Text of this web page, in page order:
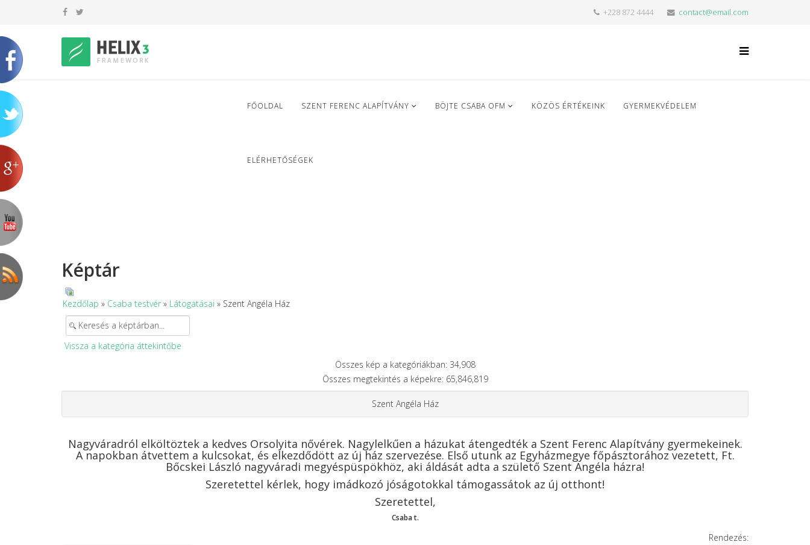
+228 872 4444 contact@email.com
FŐOLDAL SZENT FERENC ALAPÍTVÁNY BÖJTE CSABA OFM KÖZÖS ÉRTÉKEINK GYERMEKVÉDELEM
ELÉRHETŐSÉGEK
Képtár
Kezdőlap » Csaba testvér » Látogatásai » Szent Angéla Ház
Vissza a kategória áttekintőbe
Összes kép a kategóriákban: 34,908
Összes megtekintés a képekre: 65,846,819
Szent Angéla Ház
Nagyváradról elköltöztek a kedves Orsolyita nővérek. Nagylelkűen a házukat átengedték a Szent Ferenc Alapítvány gyermekeinek.
A napokban átvettem a kulcsokat, és elkezdődött az új ház szervezése. Első utunk az Egyházmegye főpásztorához vezetett, Ft.
Bőcskei László nagyváradi megyéspüspökhöz, aki áldását adta a születő Szent Angéla házra!
Szeretettel kérlek, hogy imádkozó jóságotokkal támogassátok az új otthont!
Szeretettel,
Csaba t.
Rendezés: